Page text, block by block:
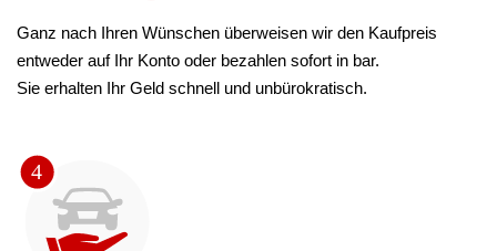
Ganz nach Ihren Wünschen überweisen wir den Kaufpreis
entweder auf Ihr Konto oder bezahlen sofort in bar.
Sie erhalten Ihr Geld schnell und unbürokratisch.